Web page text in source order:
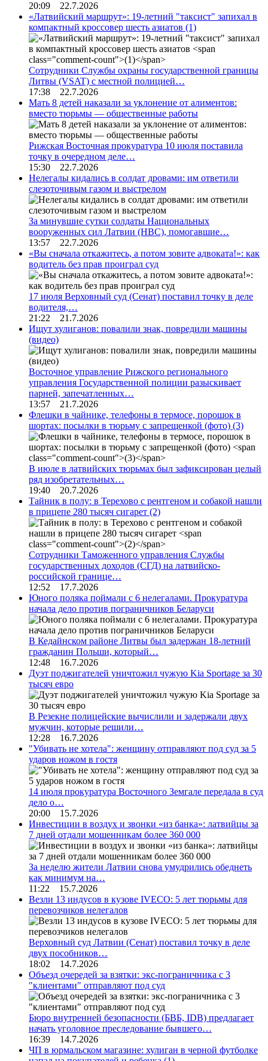
20:09 22.7.2026
«Латвийский маршрут»: 19-летний "таксист" запихал в
компактный кроссовер шесть азиатов (1)
Сотрудники Службы охраны государственной границы
Литвы (VSAT) с местной полицией…
17:38 22.7.2026
Мать 8 детей наказали за уклонение от алиментов:
вместо тюрьмы — общественные работы
Рижская Восточная прокуратура 10 июля поставила
точку в очередном деле…
15:30 22.7.2026
Нелегалы кидались в солдат дровами: им ответили
слезоточивым газом и выстрелом
За минувшие сутки солдаты Национальных
вооруженных сил Латвии (НВС), помогавшие…
13:57 22.7.2026
«Вы сначала откажитесь, а потом зовите адвоката!»: как
водитель без прав проиграл суд
17 июля Верховный суд (Сенат) поставил точку в деле
водителя,…
21:22 21.7.2026
Ищут хулиганов: повалили знак, повредили машины
(видео)
Восточное управление Рижского регионального
управления Государственной полиции разыскивает
парней, запечатленных…
13:57 21.7.2026
Флешки в чайнике, телефоны в термосе, порошок в
шортах: посылки в тюрьму с запрещенкой (фото) (3)
В июле в латвийских тюрьмах был зафиксирован целый
ряд изобретательных…
19:40 20.7.2026
Тайник в полу: в Терехово с рентгеном и собакой нашли
в прицепе 280 тысяч сигарет (2)
Сотрудники Таможенного управления Службы
государственных доходов (СГД) на латвийско-
российской границе…
12:52 17.7.2026
Юного поляка поймали с 6 нелегалами. Прокуратура
начала дело против пограничников Беларуси
В Кедайнском районе Литвы был задержан 18-летний
гражданин Польши, который…
12:48 16.7.2026
Дуэт поджигателей уничтожил чужую Kia Sportage за 30
тысяч евро
В Резекне полицейские вычислили и задержали двух
мужчин, которые решили…
12:28 16.7.2026
"Убивать не хотела": женщину отправляют под суд за 5
ударов ножом в гостя
14 июля прокуратура Восточного Земгале передала в суд
дело о…
20:00 15.7.2026
Инвестиции в воздух и звонки «из банка»: латвийцы за
7 дней отдали мошенникам более 360 000
За неделю жители Латвии снова умудрились обеднеть
как минимум на…
11:22 15.7.2026
Везли 13 индусов в кузове IVECO: 5 лет тюрьмы для
перевозчиков нелегалов
Верховный суд Латвии (Сенат) поставил точку в деле
двух пособников…
18:02 14.7.2026
Объезд очередей за взятки: экс-пограничника с 3
"клиентами" отправляют под суд
Бюро внутренней безопасности (БВБ, IDB) предлагает
начать уголовное преследование бывшего…
16:39 14.7.2026
ЧП в юрмальском магазине: хулиган в черной футболке